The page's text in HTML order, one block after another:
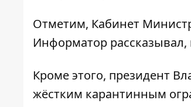
Отметим, Кабинет
Информатор рассказывал,
Кроме этого, президент
жёстким карантинным